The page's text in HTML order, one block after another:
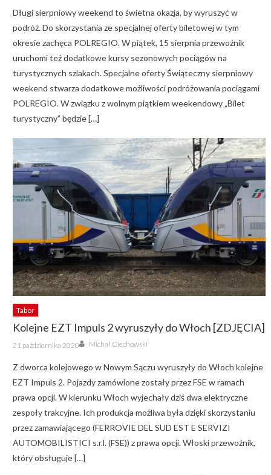
Długi sierpniowy weekend to świetna okazja, by wyruszyć w
podróż. Do skorzystania ze specjalnej oferty biletowej w tym
okresie zachęca POLREGIO. W piątek, 15 sierpnia przewoźnik
uruchomi też dodatkowe kursy sezonowych pociągów na
turystycznych szlakach. Specjalne oferty Świąteczny sierpniowy
weekend stwarza dodatkowe możliwości podróżowania pociągami
POLREGIO. W związku z wolnym piątkiem weekendowy „Bilet
turystyczny” będzie […]
Tabor
Kolejne EZT Impuls 2 wyruszyły do Włoch [ZDJĘCIA]
Posted
on
21 października 2020 Author
Michał Ciechowski
Z dworca kolejowego w Nowym Sączu wyruszyły do Włoch kolejne
EZT Impuls 2. Pojazdy zamówione zostały przez FSE w ramach
prawa opcji. W kierunku Włoch wyjechały dziś dwa elektryczne
zespoły trakcyjne. Ich produkcja możliwa była dzięki skorzystaniu
przez zamawiającego (FERROVIE DEL SUD EST E SERVIZI
AUTOMOBILISTICI s.r.l. (FSE)) z prawa opcji. Włoski przewoźnik,
który obsługuje […]